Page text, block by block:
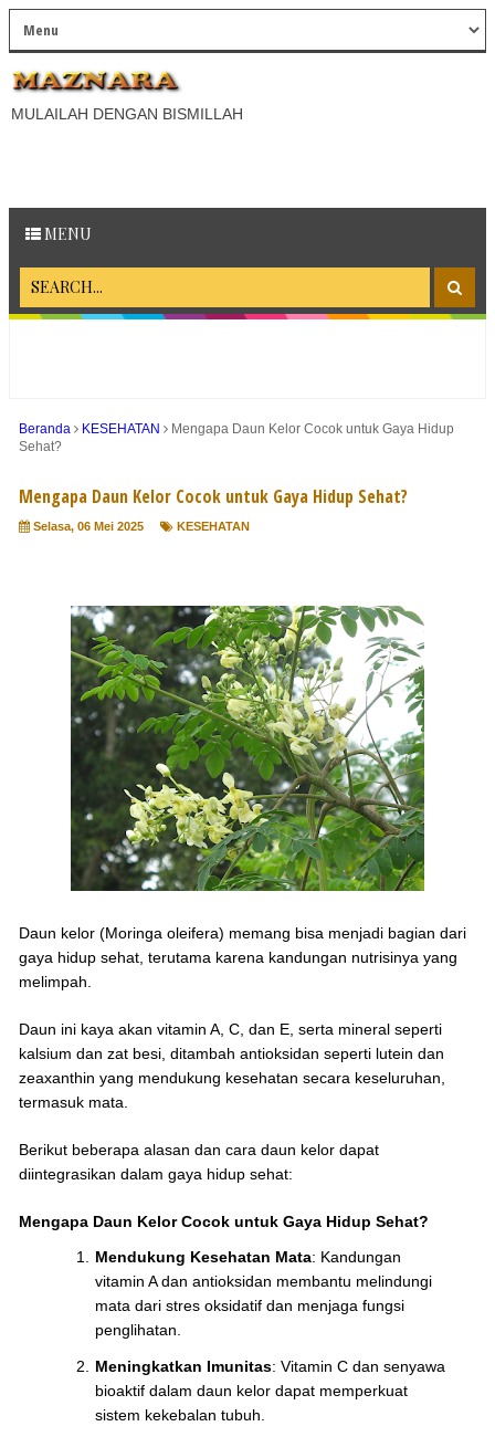
MULAILAH DENGAN BISMILLAH
MENU
Beranda KESEHATAN
Mengapa Daun Kelor Cocok untuk Gaya Hidup
Sehat?
Mengapa Daun Kelor Cocok untuk Gaya Hidup Sehat?
Selasa, 06 Mei 2025 KESEHATAN
Daun kelor (Moringa oleifera) memang bisa menjadi bagian dari
gaya hidup sehat, terutama karena kandungan nutrisinya yang
melimpah.
Daun ini kaya akan vitamin A, C, dan E, serta mineral seperti
kalsium dan zat besi, ditambah antioksidan seperti lutein dan
zeaxanthin yang mendukung kesehatan secara keseluruhan,
termasuk mata.
Berikut beberapa alasan dan cara daun kelor dapat
diintegrasikan dalam gaya hidup sehat:
Mengapa Daun Kelor Cocok untuk Gaya Hidup Sehat?
Mendukung Kesehatan Mata: Kandungan
vitamin A dan antioksidan membantu melindungi
mata dari stres oksidatif dan menjaga fungsi
penglihatan.
Meningkatkan Imunitas: Vitamin C dan senyawa
bioaktif dalam daun kelor dapat memperkuat
sistem kekebalan tubuh.